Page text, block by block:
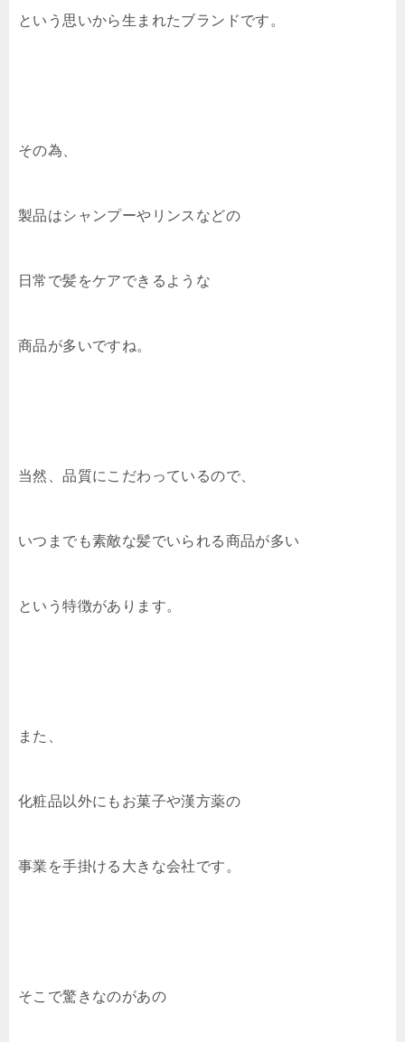
という思いから生まれたブランドです。
その為、
製品はシャンプーやリンスなどの
日常で髪をケアできるような
商品が多いですね。
当然、品質にこだわっているので、
いつまでも素敵な髪でいられる商品が多い
という特徴があります。
また、
化粧品以外にもお菓子や漢方薬の
事業を手掛ける大きな会社です。
そこで驚きなのがあの